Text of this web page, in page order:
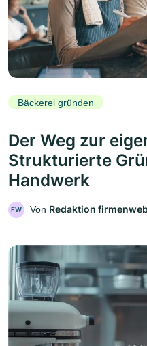
Bäckerei gründen
Der Weg zur
Strukturierte
Handwerk
FW Von Redaktion